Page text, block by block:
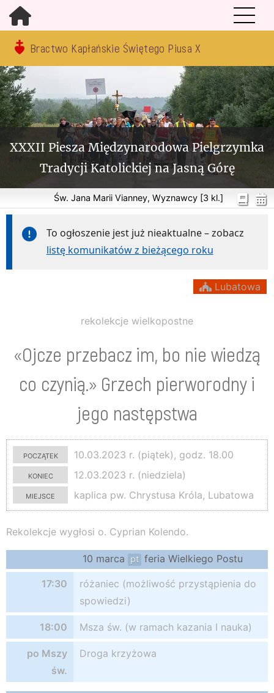
Bractwo Kapłańskie Świętego Piusa X
XXXII Piesza Międzynarodowa Pielgrzymka
Tradycji Katolickiej na Jasną Górę
Św. Jana Marii Vianney, Wyznawcy [3 kl.]
To ogłoszenie jest już nieaktualne – zobacz
listę komunikatów z bieżącego roku
Lubatowa
rekolekcje wielkopostne
«Ojcze przebacz im, bo nie wiedzą
co czynią.» Grzech pierworodny i
jego następstwa
początek
10.03.2023 r. (piątek), godz. 18.00
koniec
12.03.2023 r. (niedziela)
miejsce
kaplica pw. Chrystusa Króla, Lubatowa
Rekolekcje wygłosi o. Cyprian Kolendo.
10 marca pt feria Wielkiego Postu
17:30
różaniec (możliwość przystąpienia do
spowiedzi)
18:00 Msza św. (w ramach kazania I nauka)
po Mszy
św.
Droga krzyżowa